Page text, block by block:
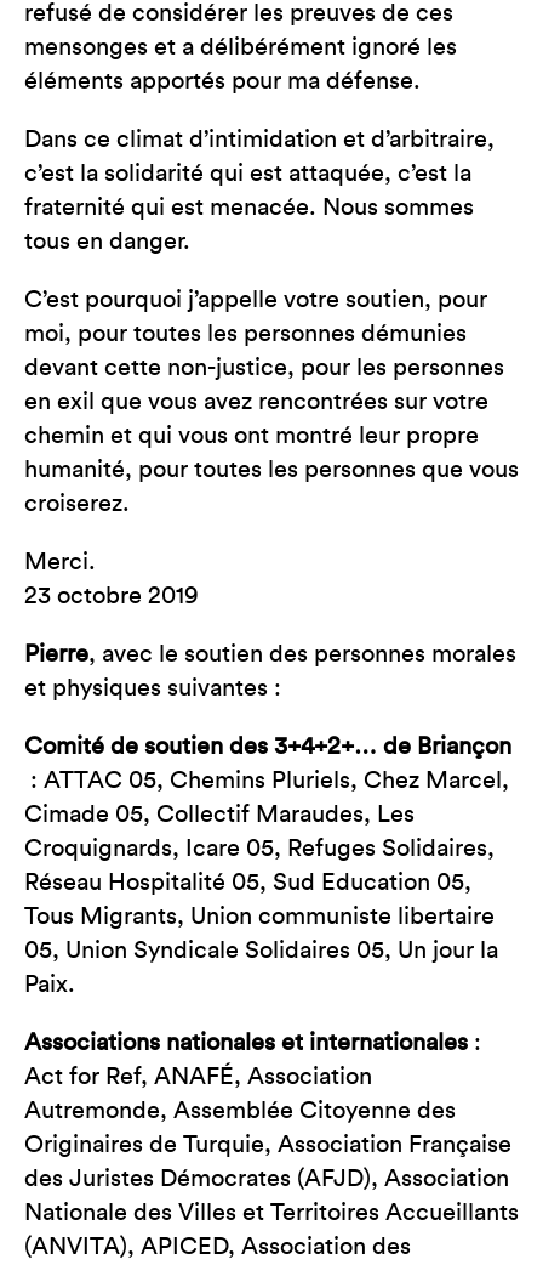
refusé de considérer les preuves de ces
mensonges et a délibérément ignoré les
éléments apportés pour ma défense.
Dans ce climat d’intimidation et d’arbitraire,
c’est la solidarité qui est attaquée, c’est la
fraternité qui est menacée. Nous sommes
tous en danger.
C’est pourquoi j’appelle votre soutien, pour
moi, pour toutes les personnes démunies
devant cette non-justice, pour les personnes
en exil que vous avez rencontrées sur votre
chemin et qui vous ont montré leur propre
humanité, pour toutes les personnes que vous
croiserez.
Merci.
23 octobre 2019
Pierre, avec le soutien des personnes morales
et physiques suivantes :
Comité de soutien des 3+4+2+… de Briançon
: ATTAC 05, Chemins Pluriels, Chez Marcel,
Cimade 05, Collectif Maraudes, Les
Croquignards, Icare 05, Refuges Solidaires,
Réseau Hospitalité 05, Sud Education 05,
Tous Migrants, Union communiste libertaire
05, Union Syndicale Solidaires 05, Un jour la
Paix.
Associations nationales et internationales :
Act for Ref, ANAFÉ, Association
Autremonde, Assemblée Citoyenne des
Originaires de Turquie, Association Française
des Juristes Démocrates (AFJD), Association
Nationale des Villes et Territoires Accueillants
(ANVITA), APICED, Association des